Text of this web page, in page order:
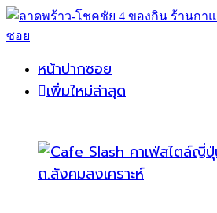
หน้าปากซอย
เพิ่มใหม่ล่าสุด